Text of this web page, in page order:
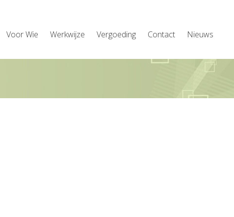
Voor Wie Werkwijze Vergoeding Contact Nieuws